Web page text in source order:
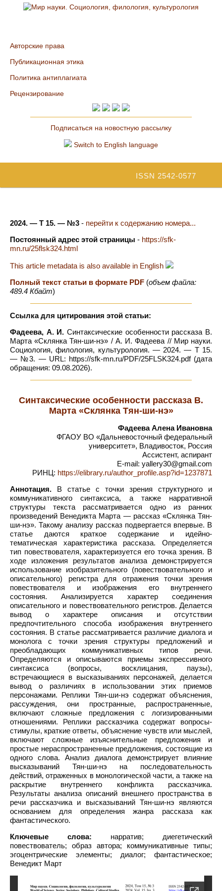
Авторские права
Публикационная этика
Политика антиплагиата
Рецензирование
Подписаться на новостную рассылку
Switch to English language
ISSN 2542-0577
2024. — Т 15. — №3 - перейти к содержанию номера...
Постоянный адрес этой страницы - https://sfk-
mn.ru/25flsk324.html
This article metadata is also available in English
Полный текст статьи в формате PDF (объем файла:
489.4 Кбайт)
Ссылка для цитирования этой статьи:
Фадеева, А. И. Синтаксические особенности рассказа В.
Марта «Склянка Тян-ши-нэ» / А. И. Фадеева // Мир науки.
Социология, филология, культурология. — 2024. — Т 15.
— №3. — URL: https://sfk-mn.ru/PDF/25FLSK324.pdf (дата
обращения: 09.08.2026).
Синтаксические особенности рассказа В.
Марта «Склянка Тян-ши-нэ»
Фадеева Алена Ивановна
ФГАОУ ВО «Дальневосточный федеральный
университет», Владивосток, Россия
Ассистент, аспирант
E-mail: yallery30@gmail.com
РИНЦ: https://elibrary.ru/author_profile.asp?id=1237871
Аннотация. В статье с точки зрения структурного и
коммуникативного синтаксиса, а также нарративной
структуры текста рассматривается одно из ранних
произведений Венедикта Марта — рассказ «Склянка Тян-
ши-нэ». Такому анализу рассказ подвергается впервые. В
статье даются краткое содержание и идейно-
тематическая характеристика рассказа. Определяется
тип повествователя, характеризуется его точка зрения. В
ходе изложения результатов анализа демонстрируется
использование изобразительного (повествовательного и
описательного) регистра для отражения точки зрения
повествователя и изображения его внутреннего
состояния. Анализируется характер соединения
описательного и повествовательного регистров. Делается
вывод о характере описания и отсутствии
предпочтительного способа изображения внутреннего
состояния. В статье рассматривается различие диалога и
монолога с точки зрения структуры предложений и
преобладающих коммуникативных типов речи.
Определяются и описываются приемы экспрессивного
синтаксиса (вопросы, восклицания, паузы),
встречающиеся в высказываниях персонажей, делается
вывод о различиях в использовании этих приемов
персонажами. Реплики Тян-ши-нэ содержат объяснения,
рассуждения, они пространные, распространенные,
включают сложные предложения с логизированными
отношениями. Реплики рассказчика содержат вопросы-
стимулы, краткие ответы, объяснение чувств или мыслей,
включают сложные изъяснительные предложения и
простые нераспространенные предложения, состоящие из
одного слова. Анализ диалога демонстрирует влияние
высказываний Тян-ши-нэ на последовательность
действий, отраженных в монологической части, а также на
раскрытие внутреннего конфликта рассказчика.
Результаты анализа описаний внешнего пространства в
речи рассказчика и высказываний Тян-ши-нэ являются
основанием для определения жанра рассказа как
фантастического.
Ключевые слова: нарратив; диегетический
повествователь; образ автора; коммуникативные типы;
эгоцентрические элементы; диалог; фантастическое;
Венедикт Март